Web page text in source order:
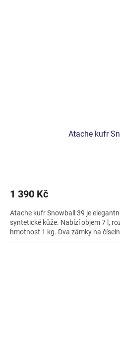
Atache kufr
1 390 Kč
Atache kufr Snowball 39 je
syntetické kůže. Nabízí objem 7 l,
hmotnost 1 kg. Dva zámky na